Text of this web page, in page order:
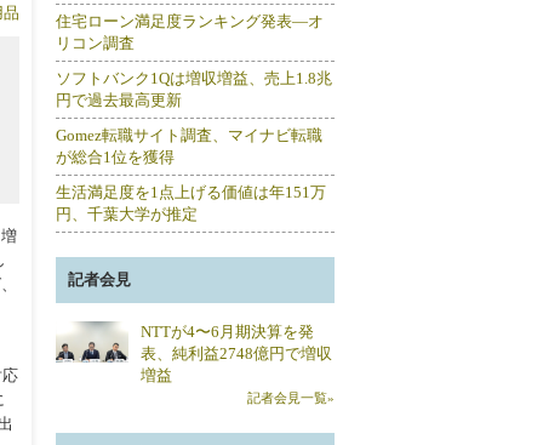
品
住宅ローン満足度ランキング発表―オ
リコン調査
ソフトバンク1Qは増収増益、売上1.8兆
円で過去最高更新
Gomez転職サイト調査、マイナビ転職
が総合1位を獲得
生活満足度を1点上げる価値は年151万
円、千葉大学が推定
記者会見
NTTが4〜6月期決算を発
表、純利益2748億円で増収
増益
記者会見一覧»